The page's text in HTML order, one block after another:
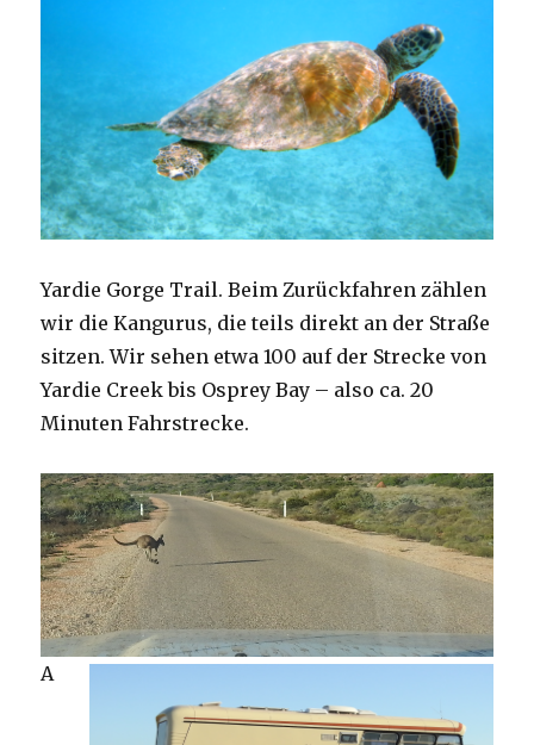
Yardie Gorge Trail. Beim Zurückfahren zählen
wir die Kangurus, die teils direkt an der Straße
sitzen. Wir sehen etwa 100 auf der Strecke von
Yardie Creek bis Osprey Bay – also ca. 20
Minuten Fahrstrecke.
A